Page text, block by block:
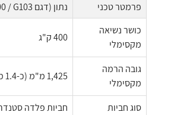
פרמטר טכני
נתון (דגם PL-1400 / G103)
כושר נשיאה
מקסימלי
400 ק"ג
גובה הרמה
מקסימלי
1,425 מ"מ (כ-1.4 מטר)
סוג חביות